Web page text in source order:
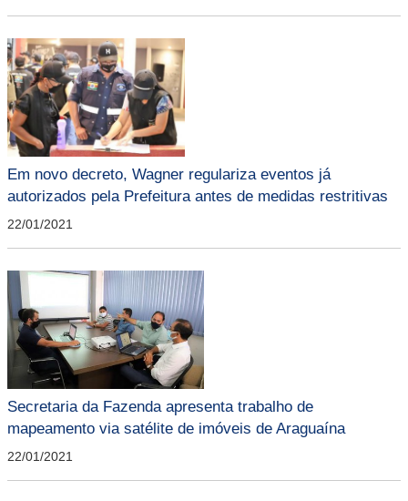
Em novo decreto, Wagner regulariza eventos já
autorizados pela Prefeitura antes de medidas restritivas
22/01/2021
Secretaria da Fazenda apresenta trabalho de
mapeamento via satélite de imóveis de Araguaína
22/01/2021